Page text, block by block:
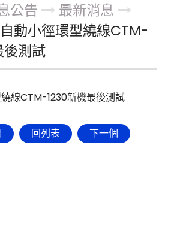
公告
最新消息
動小徑環型繞線CTM-
後測試
線CTM-1230新機最後測試
回列表 下一個